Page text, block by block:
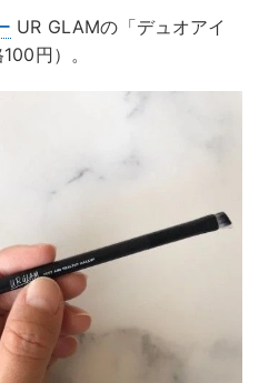
UR GLAMの「デュオアイ
円）。